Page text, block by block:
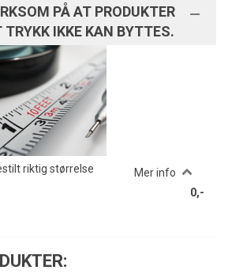
PÅ AT PRODUKTER
TRYKK IKKE KAN BYTTES.
riktig størrelse
Mer info
0,-